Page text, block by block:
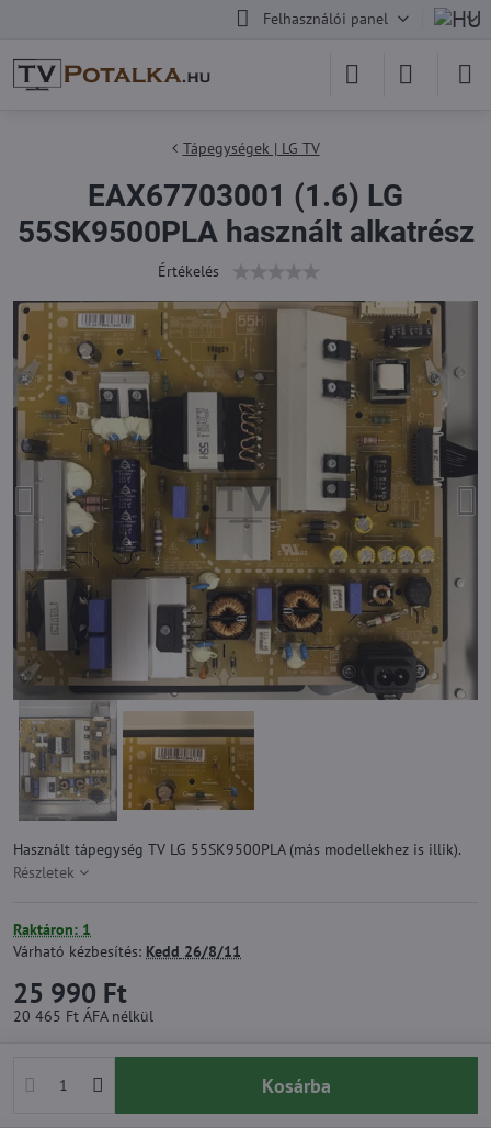
Felhasználói panel
Tápegységek | LG TV
EAX67703001 (1.6) LG
55SK9500PLA használt alkatrész
Értékelés
Használt tápegység TV LG 55SK9500PLA (más modellekhez is illik).
Részletek
Raktáron: 1
Várható kézbesítés: Kedd 26/8/11
25 990 Ft
20 465 Ft ÁFA nélkül
Kosárba